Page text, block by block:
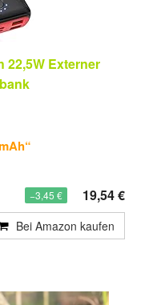
22,5W Externer
−3,45 € 19,54 €
Bei Amazon kaufen